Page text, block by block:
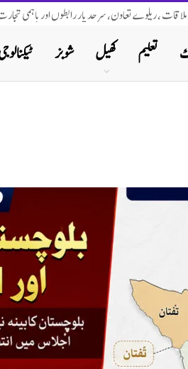
، ریلوے تعاون، سرحد پار رابطوں اور باہمی
شوبز کھیل تعلیم